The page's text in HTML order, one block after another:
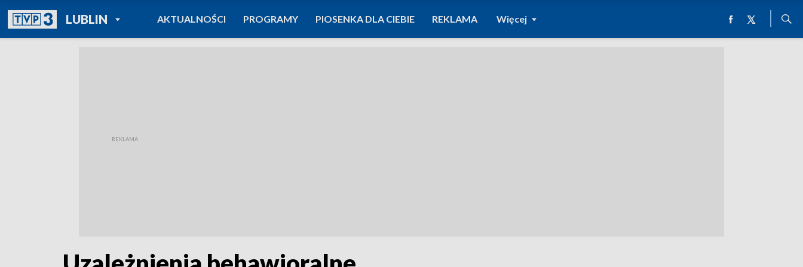
LUBLINPOWRÓT DO
TVP REGIONY
AKTUALNOŚCI PROGRAMY PIOSENKA DLA CIEBIE REKLAMA Więcej